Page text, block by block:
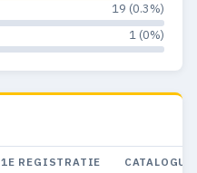
19 (0.3%)
1 (0%)
1E REGISTRATIE